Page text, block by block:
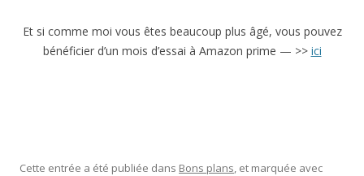
Et si comme moi vous êtes beaucoup plus âgé, vous pouvez
bénéficier d’un mois d’essai à Amazon prime — >> ici
Cette entrée a été publiée dans Bons plans, et marquée avec